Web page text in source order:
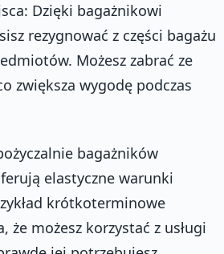
Dzięki bagażnikowi
rezygnować z części bagażu
Możesz zabrać ze
zwiększa wygodę podczas
bagażników
elastyczne warunki
krótkoterminowe
że możesz korzystać z usługi